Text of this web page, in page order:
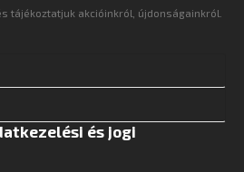
tájékoztatjuk akcióinkról, újdonságainkról.
és jogi